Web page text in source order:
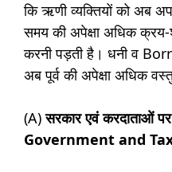
कि ऋणी व्यक्तियों को अब
समय की अपेक्षा अधिक
करनी पड़ती है। धनी व
अब पूर्व की अपेक्षा अधिक
(A)सरकार एवं करदाताओं
Government and